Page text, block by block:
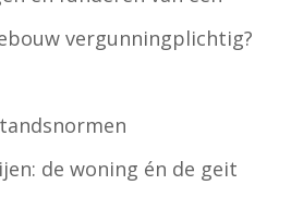
vergunningplichtig?
de woning én de geit